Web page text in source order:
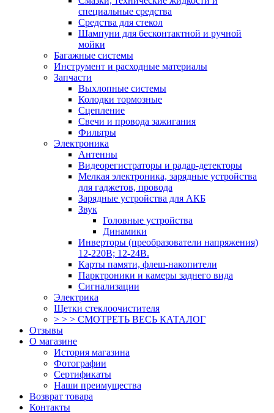
специальные средства
Средства для стекол
Шампуни для бесконтактной и ручной
мойки
Багажные системы
Инструмент и расходные материалы
Запчасти
Выхлопные системы
Колодки тормозные
Сцепление
Свечи и провода зажигания
Фильтры
Электроника
Антенны
Видеорегистраторы и радар-детекторы
Мелкая электроника, зарядные устройства
для гаджетов, провода
Зарядные устройства для АКБ
Звук
Головные устройства
Динамики
Инверторы (преобразователи напряжения)
12-220В; 12-24В.
Карты памяти, флеш-накопители
Парктроники и камеры заднего вида
Сигнализации
Электрика
Щетки стеклоочистителя
> > > СМОТРЕТЬ ВЕСЬ КАТАЛОГ
Отзывы
О магазине
История магазина
Фотографии
Сертификаты
Наши преимущества
Возврат товара
Контакты